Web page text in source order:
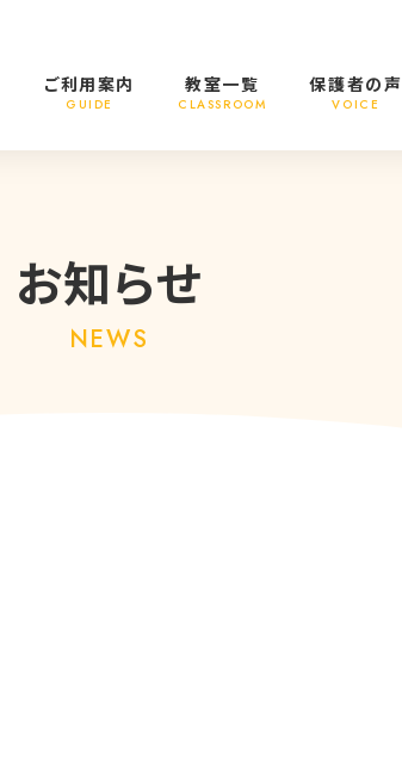
ご利用案内
GUIDE
教室一覧
CLASSROOM
保護者の声
VOICE
お知らせ
NEWS